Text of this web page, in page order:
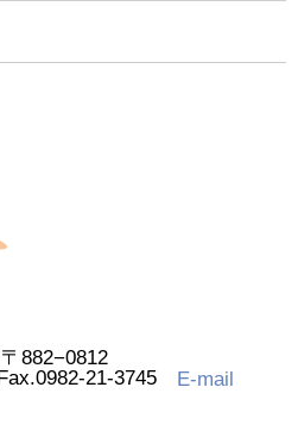
882−0812
21-3745
E-mail